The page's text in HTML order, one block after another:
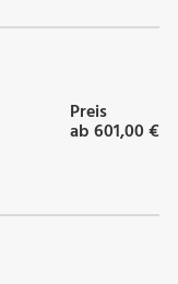
Preis
ab 601,00 €